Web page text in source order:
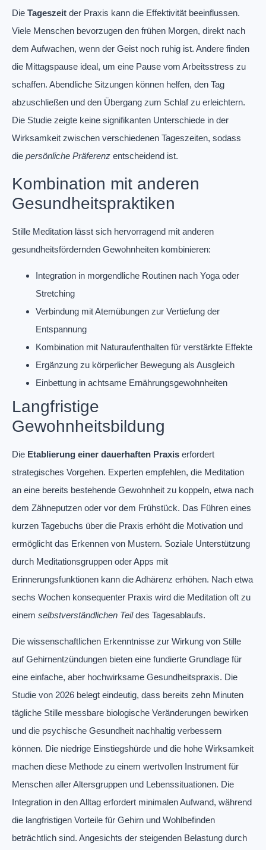
Die Tageszeit der Praxis kann die Effektivität beeinflussen.
Viele Menschen bevorzugen den frühen Morgen, direkt nach
dem Aufwachen, wenn der Geist noch ruhig ist. Andere finden
die Mittagspause ideal, um eine Pause vom Arbeitsstress zu
schaffen. Abendliche Sitzungen können helfen, den Tag
abzuschließen und den Übergang zum Schlaf zu erleichtern.
Die Studie zeigte keine signifikanten Unterschiede in der
Wirksamkeit zwischen verschiedenen Tageszeiten, sodass
die persönliche Präferenz entscheidend ist.
Kombination mit anderen
Gesundheitspraktiken
Stille Meditation lässt sich hervorragend mit anderen
gesundheitsfördernden Gewohnheiten kombinieren:
Integration in morgendliche Routinen nach Yoga oder
Stretching
Verbindung mit Atemübungen zur Vertiefung der
Entspannung
Kombination mit Naturaufenthalten für verstärkte Effekte
Ergänzung zu körperlicher Bewegung als Ausgleich
Einbettung in achtsame Ernährungsgewohnheiten
Langfristige
Gewohnheitsbildung
Die Etablierung einer dauerhaften Praxis erfordert
strategisches Vorgehen. Experten empfehlen, die Meditation
an eine bereits bestehende Gewohnheit zu koppeln, etwa nach
dem Zähneputzen oder vor dem Frühstück. Das Führen eines
kurzen Tagebuchs über die Praxis erhöht die Motivation und
ermöglicht das Erkennen von Mustern. Soziale Unterstützung
durch Meditationsgruppen oder Apps mit
Erinnerungsfunktionen kann die Adhärenz erhöhen. Nach etwa
sechs Wochen konsequenter Praxis wird die Meditation oft zu
einem selbstverständlichen Teildes Tagesablaufs.
Die wissenschaftlichen Erkenntnisse zur Wirkung von Stille
auf Gehirnentzündungen bieten eine fundierte Grundlage für
eine einfache, aber hochwirksame Gesundheitspraxis. Die
Studie von 2026 belegt eindeutig, dass bereits zehn Minuten
tägliche Stille messbare biologische Veränderungen bewirken
und die psychische Gesundheit nachhaltig verbessern
können. Die niedrige Einstiegshürde und die hohe Wirksamkeit
machen diese Methode zu einem wertvollen Instrument für
Menschen aller Altersgruppen und Lebenssituationen. Die
Integration in den Alltag erfordert minimalen Aufwand, während
die langfristigen Vorteile für Gehirn und Wohlbefinden
beträchtlich sind. Angesichts der steigenden Belastung durch